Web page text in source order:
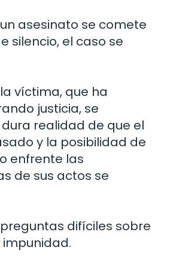
asesinato se comete
silencio, el caso se
víctima, que ha
justicia, se
realidad de que el
y la posibilidad de
enfrente las
de sus actos se
difíciles sobre
impunidad.